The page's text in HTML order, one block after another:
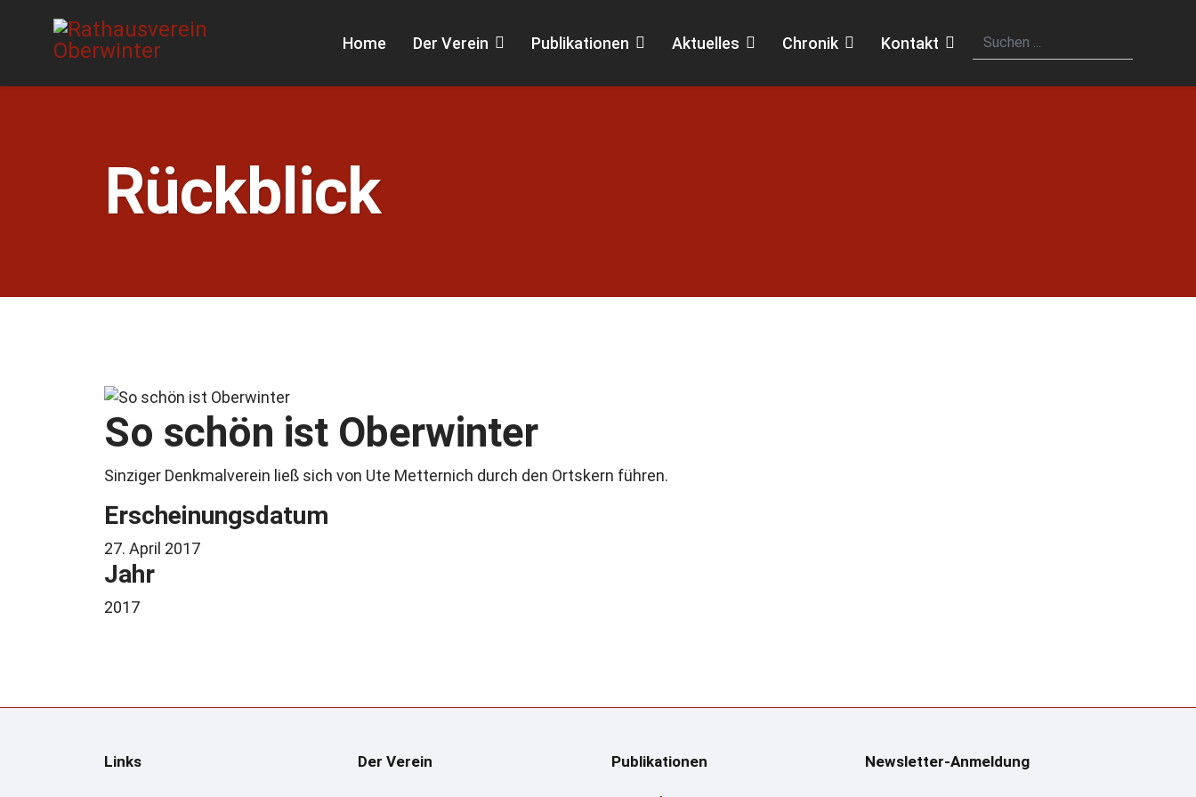
Home Der Verein Publikationen Aktuelles Chronik Kontakt
Rückblick
So schön ist Oberwinter
Sinziger Denkmalverein ließ sich von Ute Metternich durch den Ortskern führen.
Erscheinungsdatum
27. April 2017
Jahr
2017
Links Der Verein Publikationen Newsletter-Anmeldung